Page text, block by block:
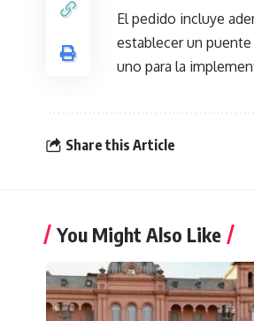
El pedido incluye
establecer un
uno para la
Share this Article
You Might Also Like